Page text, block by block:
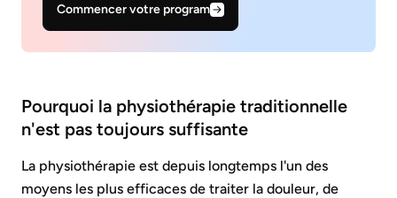
Commencer votre program
Pourquoi la physiothérapie traditionnelle
n'est pas toujours suffisante
La physiothérapie est depuis longtemps l'un des
moyens les plus efficaces de traiter la douleur, de